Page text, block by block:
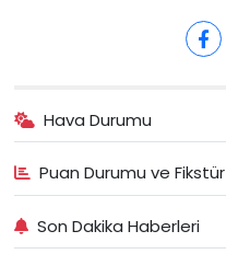
Hava Durumu
Puan Durumu ve Fikstür
Son Dakika Haberleri